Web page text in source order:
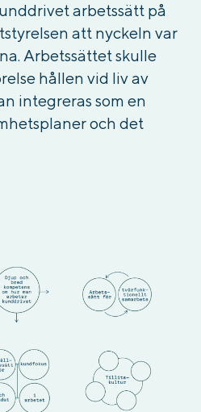
arbetssätt på
att nyckeln var
Arbetssättet skulle
hållen vid liv av
integreras som en
och det